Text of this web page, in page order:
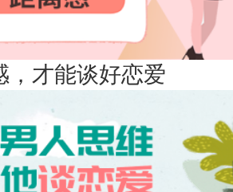
-青岛 138****9975
户 小任性 通过此页面咨询，已获得专属情感方案
-大连 176****2843
39分钟前
用户 H-孙志远-上海 通过此页面咨询，已获得专属
用户 墨笙 通过此页面咨询，已获得专属情感方案
-苏州 188****5187
1小时前
，才能谈好恋爱